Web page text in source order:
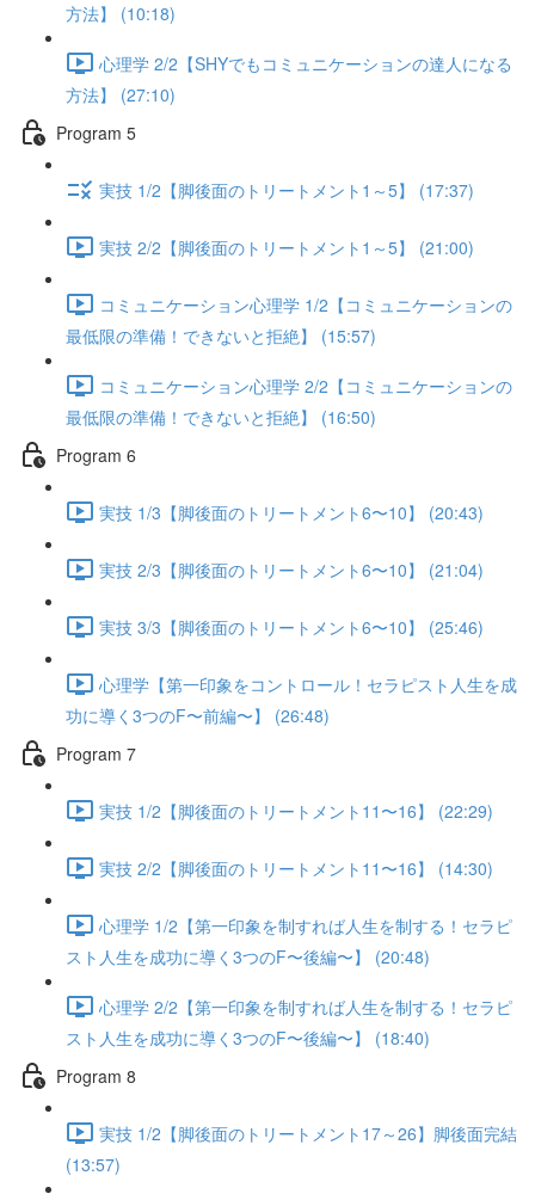
方法】 (10:18)
心理学 2/2【SHYでもコミュニケーションの達人になる
方法】 (27:10)
Program 5
実技 1/2【脚後面のトリートメント1～5】 (17:37)
実技 2/2【脚後面のトリートメント1～5】 (21:00)
コミュニケーション心理学 1/2【コミュニケーションの
最低限の準備！できないと拒絶】 (15:57)
コミュニケーション心理学 2/2【コミュニケーションの
最低限の準備！できないと拒絶】 (16:50)
Program 6
実技 1/3【脚後面のトリートメント6〜10】 (20:43)
実技 2/3【脚後面のトリートメント6〜10】 (21:04)
実技 3/3【脚後面のトリートメント6〜10】 (25:46)
心理学【第一印象をコントロール！セラピスト人生を成
功に導く3つのF〜前編〜】 (26:48)
Program 7
実技 1/2【脚後面のトリートメント11〜16】 (22:29)
実技 2/2【脚後面のトリートメント11〜16】 (14:30)
心理学 1/2【第一印象を制すれば人生を制する！セラピ
スト人生を成功に導く3つのF〜後編〜】 (20:48)
心理学 2/2【第一印象を制すれば人生を制する！セラピ
スト人生を成功に導く3つのF〜後編〜】 (18:40)
Program 8
実技 1/2【脚後面のトリートメント17～26】脚後面完結
(13:57)